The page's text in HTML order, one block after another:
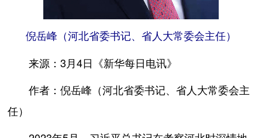
倪岳峰（河北省委书记、省人大常委会主任）
来源：3月4日《新华每日电讯》
作者：倪岳峰（河北省委书记、省人大常委会主
任）